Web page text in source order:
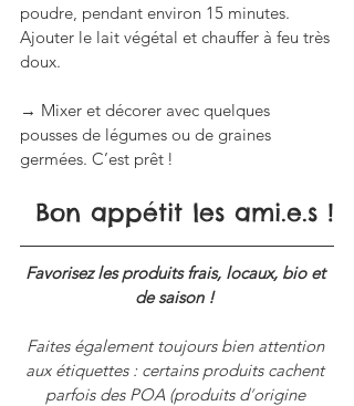
poudre, pendant environ 15 minutes.
Ajouter le lait végétal et chauffer à feu très
doux.
→ Mixer et décorer avec quelques
pousses de légumes ou de graines
germées. C’est prêt !
Bon appétit les ami.e.s !
Favorisez les produits frais, locaux, bio et
de saison !
Faites également toujours bien attention
aux étiquettes : certains produits cachent
parfois des POA (produits d’origine